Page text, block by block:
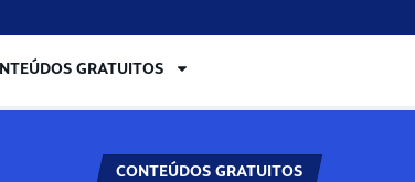
GRATUITOS
CONTEÚDOS GRATUITOS